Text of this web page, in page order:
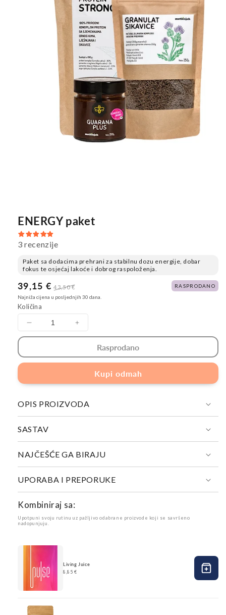
ENERGY paket
3 recenzije
Paket sa dodacima prehrani za stabilnu dozu energije, dobar
fokus te osjećaj lakoće i dobrog raspoloženja.
Cijena
na
sniženju
39,15 € Redovna
cijena
43,50 €
RASPRODANO
Najniža cijena u posljednjih 30 dana.
Količina
Smanji
količinu
ENERGY
Povećaj
količinu
ENERGY
paket
Rasprodano
Kupi odmah
OPIS PROIZVODA
SASTAV
NAJČEŠĆE GA BIRAJU
UPORABA I PREPORUKE
Kombiniraj sa:
Upotpuni svoju rutinu uz pažljivo odabrane proizvode koji se savršeno
nadopunjuju.
Living Juice
8,85 €